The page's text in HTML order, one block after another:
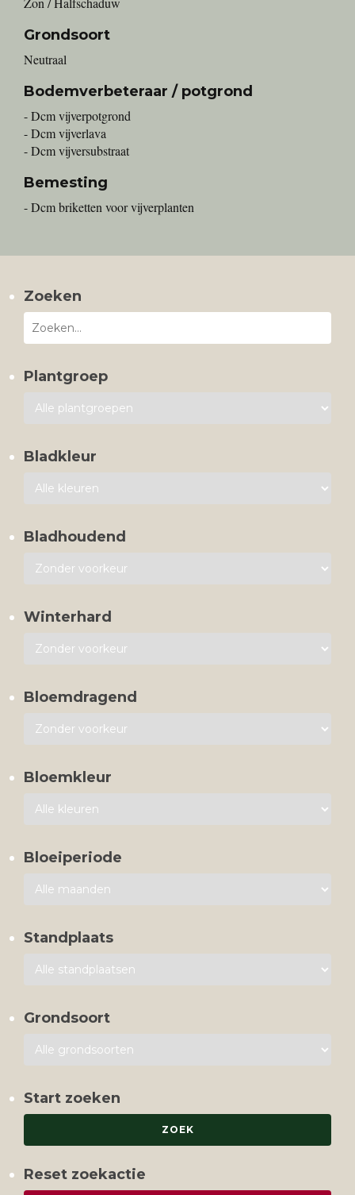
Grondsoort
Neutraal
Bodemverbeteraar / potgrond
- Dcm vijverpotgrond
- Dcm vijverlava
- Dcm vijversubstraat
Bemesting
- Dcm briketten voor vijverplanten
Zoeken
Plantgroep
Bladkleur
Bladhoudend
Winterhard
Bloemdragend
Bloemkleur
Bloeiperiode
Standplaats
Grondsoort
Start zoeken
Reset zoekactie